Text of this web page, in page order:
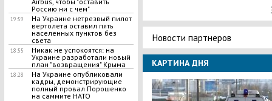
Россию ни с чем"
19:59
На Украине нетрезвый пилот
вертолета оставил пять
населенных пунктов без
света
18:55
Никак не успокоятся: на
Украине разработали новый
план "возвращения" Крыма
18:28
На Украине опубликовали
кадры, демонстрирующие
полный провал Порошенко
на саммите НАТО
Новости партнеров
КАРТИНА ДНЯ